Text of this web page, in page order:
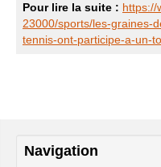
Pour lire la suite : https://
23000/sports/les-graines-
tennis-ont-participe-a-un-
Navigation